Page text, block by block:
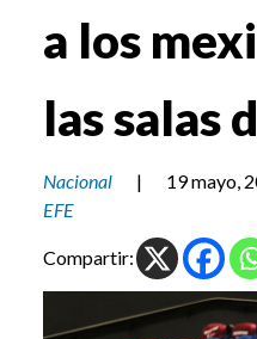
a los
las salas
Nacional |
19 mayo,
EFE
Compartir: